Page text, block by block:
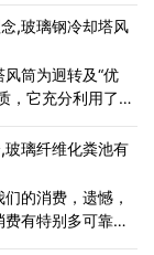
常常怀疑冷却塔
,玻璃钢冷却塔风
筒为迥转及“优
，它充分利用了气
曲线，与采用直
璃纤维化粪池有
的消费，遗憾，
有特别多可靠安